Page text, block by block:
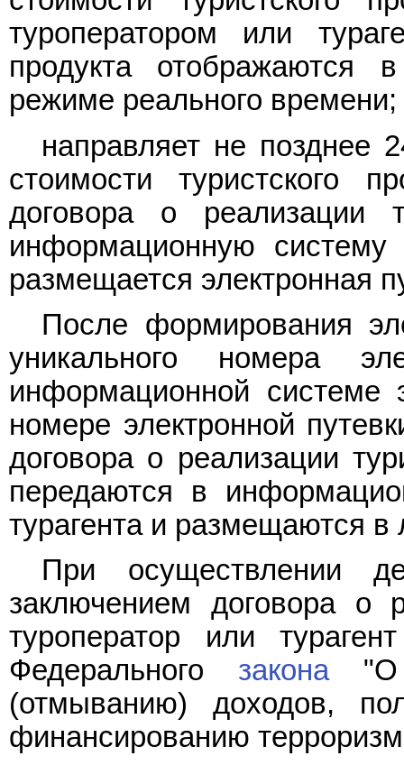
туроператором или
продукта отображаются
режиме реального времени;
направляет не позднее
стоимости туристского
договора о реализации
информационную систему
размещается электронная
После формирования
уникального номера
информационной системе
номере электронной
договора о реализации
передаются в
турагента и размещаются в
При осуществлении
заключением договора о
туроператор или
Федерального закона"О
(отмыванию) доходов,
финансированию